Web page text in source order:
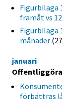
Figurbilaga
framåt vs
Figurbilaga
månader
januari
förbättras